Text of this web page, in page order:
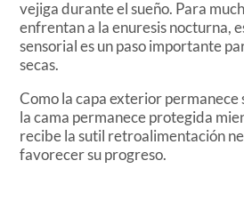
vejiga durante el sueño. Para
enfrentan a la enuresis nocturna,
sensorial es un paso importante
secas.
Como la capa exterior permanece
la cama permanece protegida
recibe la sutil retroalimentación
favorecer su progreso.